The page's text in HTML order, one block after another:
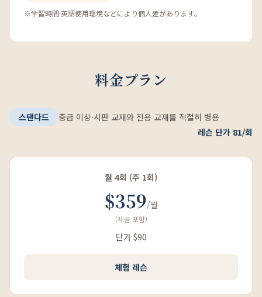
※学習時間·英語使用環境などにより個人差があります。
料金プラン
스탠다드
중급 이상·시판 교재와 전용 교재를 적절히 병용
레슨 단가 81/회
월 4회 (주 1회)
$359/월
(세금 포함)
단가 $90
체험 레슨